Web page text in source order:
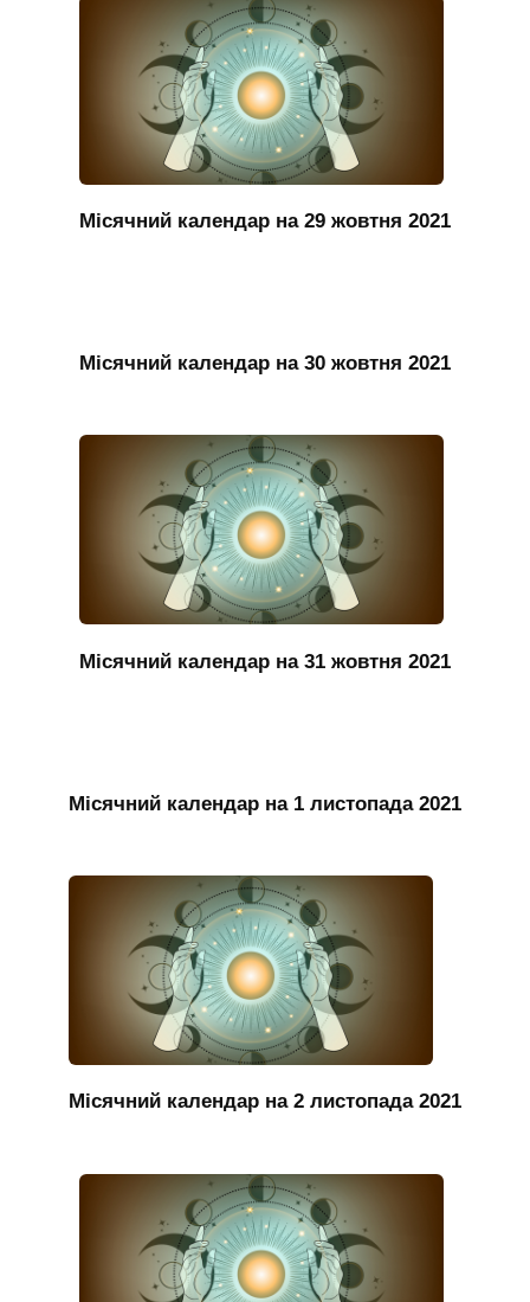
Місячний календар на 29 жовтня 2021
Місячний календар на 30 жовтня 2021
Місячний календар на 31 жовтня 2021
Місячний календар на 1 листопада 2021
Місячний календар на 2 листопада 2021